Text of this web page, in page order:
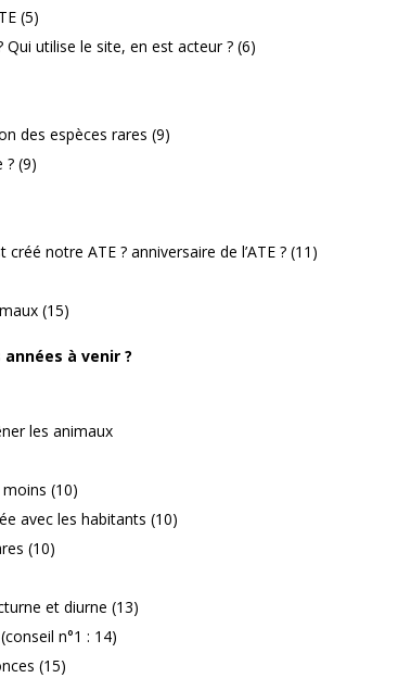
(5)
Qui utilise le site, en est acteur ? (6)
des espèces rares (9)
? (9)
notre ATE ? anniversaire de l’ATE ? (11)
(15)
années à venir ?
les animaux
(10)
avec les habitants (10)
(10)
et diurne (13)
n°1 : 14)
(15)